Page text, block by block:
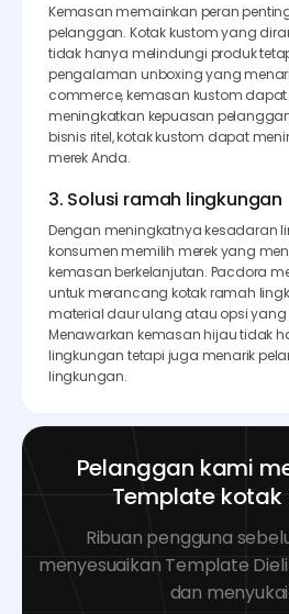
Kemasan memainkan peran
pelanggan. Kotak kustom yang
tidak hanya melindungi produk
pengalaman unboxing yang
commerce, kemasan kustom
meningkatkan kepuasan
bisnis ritel, kotak kustom dapat
merek Anda.
3. Solusi ramah lingkungan
Dengan meningkatnya kesadaran
konsumen memilih merek yang
kemasan berkelanjutan. Pacdora
untuk merancang kotak ramah
material daur ulang atau opsi
Menawarkan kemasan hijau tidak
lingkungan tetapi juga menarik
lingkungan.
Pelanggan kami
Template
Ribuan pengguna
menyesuaikan Template
dan